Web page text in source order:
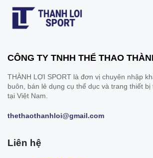
CÔNG TY TNHH THỂ THAO
THÀNH LỢI SPORT là đơn vị chuyên nhập
buôn, bán lẻ dụng cụ thể dục và trang thiết
tại Việt Nam.
thethaothanhloi@gmail.com
Liên hệ